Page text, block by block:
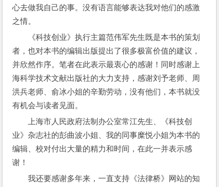
心去做我自己的事。没有语言能够表达我对他们的感激
之情。
《科技创业》执行主篇范伟军先生既是本书的策划
者，也对本书的编辑出版提出了很多极富价值的建议，
并欣然作序。笔者在此表示最衷心的感谢！同时感谢上
海科学技术文献出版社的大力支持，感谢刘予老师、周
洪兵老师、俞冰小姐的辛勤劳动，没有他们，本书就没
有机会与读者见面。
上海市人民政府法制办公室常江先生、《科技创
业》杂志社的彭曲波小姐、我的同事糜悦小姐为本书的
编辑、校对付出大量的精力和时间，在此一并表示感
谢！
我还要感谢多年来，一直支持《法律桥》网站的知